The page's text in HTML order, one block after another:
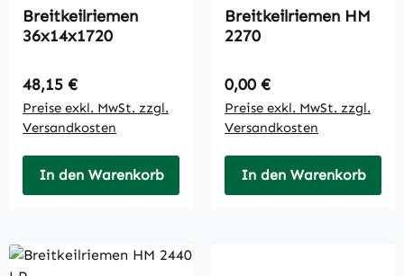
Breitkeilriemen
36x14x1720
Regulärer Preis:
48,15 €
Preise exkl. MwSt. zzgl.
Versandkosten
In den Warenkorb
Breitkeilriemen HM
2270
Regulärer Preis:
0,00 €
Preise exkl. MwSt. zzgl.
Versandkosten
In den Warenkorb